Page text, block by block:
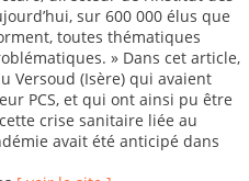
sur 600 000 élus que
toutes thématiques
» Dans cet article,
Versoud (Isère) qui avaient
PCS, et qui ont ainsi pu être
crise sanitaire liée au
avait été anticipé dans